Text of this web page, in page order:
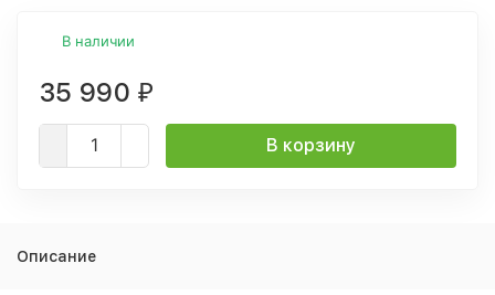
В наличии
35 990 ₽
В корзину
Описание